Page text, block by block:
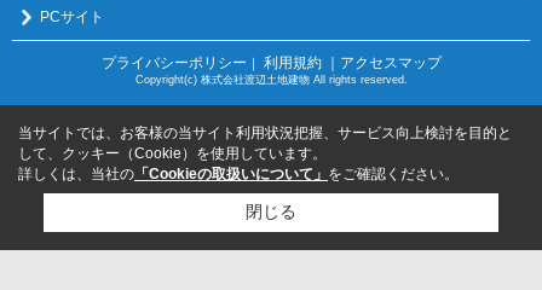
PCサイト
プライバシーポリシー ｜ 利用規約 ｜アクセスマップ
Copyright(c) 株式会社渡辺土地建物 All rights reserved.
当サイトでは、お客様の当サイト利用状況把握、サービス向上検討を目的と
して、クッキー（Cookie）を使用しています。
詳しくは、当社の 「Cookieの取扱いについて」 をご確認ください。
閉じる